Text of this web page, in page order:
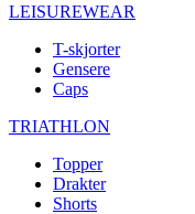
LEISUREWEAR
T-skjorter
Gensere
Caps
TRIATHLON
Topper
Drakter
Shorts